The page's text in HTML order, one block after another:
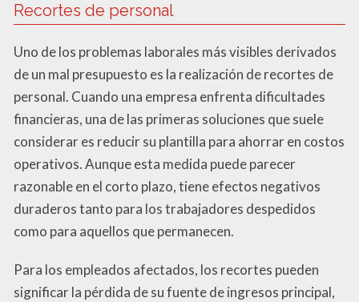
Recortes de personal
Uno de los problemas laborales más visibles derivados
de un mal presupuesto es la realización de recortes de
personal. Cuando una empresa enfrenta dificultades
financieras, una de las primeras soluciones que suele
considerar es reducir su plantilla para ahorrar en costos
operativos. Aunque esta medida puede parecer
razonable en el corto plazo, tiene efectos negativos
duraderos tanto para los trabajadores despedidos
como para aquellos que permanecen.
Para los empleados afectados, los recortes pueden
significar la pérdida de su fuente de ingresos principal,